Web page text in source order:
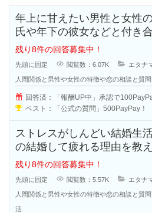
年上に甘えたい男性と女性
氏や年下の彼女などと付き
えたいと思う人も多いのでは
残り8件の回答募集中！
先頭に固定 閲覧数：6.07K エタナ
人間関係と男性や女性の特徴や恋の相談と質問
回答済：「報酬UP中」承認で
ベスト：「公式の質問」500PayPay！
ストレスがしんどい結婚生
の結婚して疲れる理由を教
で結婚したはずなのに結婚生
残り8件の回答募集中！
先頭に固定 閲覧数：5.57K エタナ
人間関係と男性や女性の特徴や恋の相談と質問
活